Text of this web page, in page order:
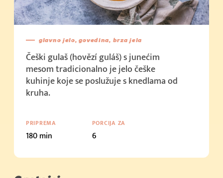
glavno jelo, govedina, brza jela
Češki gulaš (hovězí guláš) s junećim
mesom tradicionalno je jelo češke
kuhinje koje se poslužuje s knedlama od
kruha.
PRIPREMA
180 min
PORCIJA ZA
6